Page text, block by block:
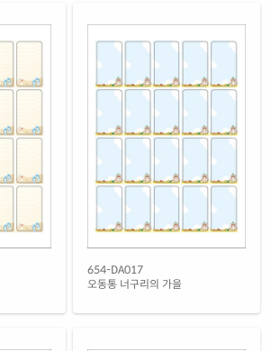
레이저 전용
재질 설명
DN085
재질 설명
DN085
레이저 전용
재질 설명
레이저 전용
재질 설명
방수 레이저
레이저 전용
654-DA017
오동통 너구리의 가을